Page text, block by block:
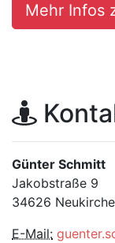
Mehr Infos
Günter Schmitt
Jakobstraße 9
34626
E-Mail: